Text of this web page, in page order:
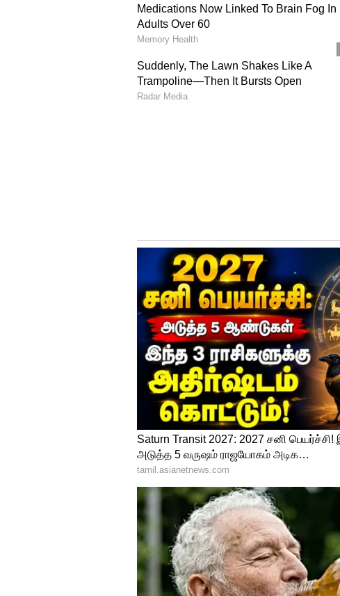
ராதன் பண்டிட் நியமனம்
தேமுதிக பொதுச் செயலாளரும்
"முதல்வரின் சிறப்பு அதிகாரியாக
கண்டிக்கத்தக்கது," என்று
உங்கள் கோரிக்கைகள்
இந்த நிலையில், முதல்வரின்
நியமிக்கப்பட்டதை திரும்பப்
எதிர்ப்பு எழுந்த நிலையில், பணி
உத்தரவு பிறப்பித்துள்ளது.